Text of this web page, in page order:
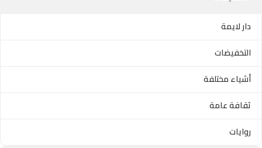
دار لايمة
التخفيضات
أشياء مختلفة
ثقافة عامة
روايات